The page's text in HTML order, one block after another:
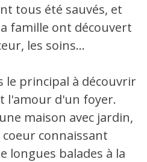
tous été sauvés, et
famille ont découvert
les soins...
le principal à découvrir
l'amour d'un foyer.
maison avec jardin,
connaissant
longues balades à la